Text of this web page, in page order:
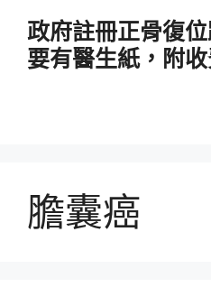
政府註冊正骨復
要有醫生紙，附
膽囊癌